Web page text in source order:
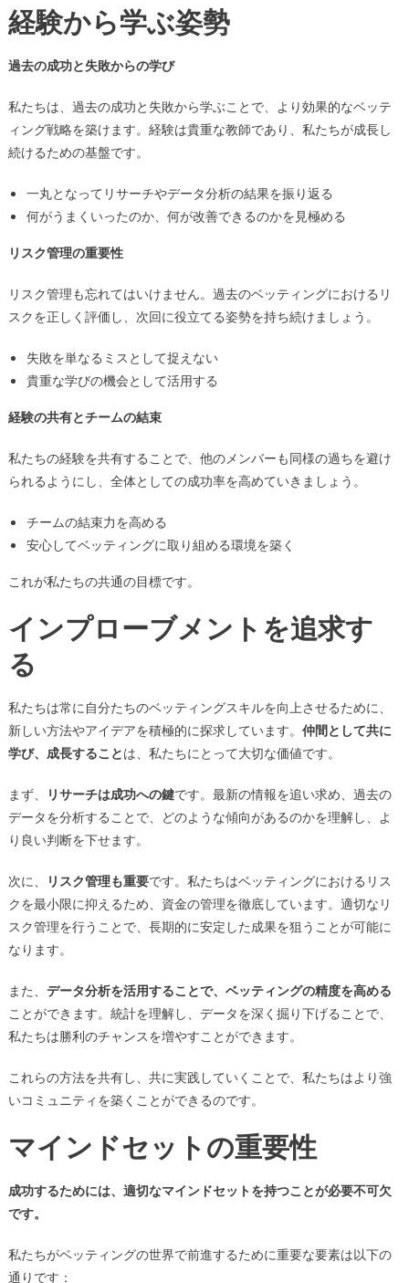
経験から学ぶ姿勢
過去の成功と失敗からの学び
私たちは、過去の成功と失敗から学ぶことで、より効果的なベッテ
ィング戦略を築けます。経験は貴重な教師であり、私たちが成長し
続けるための基盤です。
一丸となってリサーチやデータ分析の結果を振り返る
何がうまくいったのか、何が改善できるのかを見極める
リスク管理の重要性
リスク管理も忘れてはいけません。過去のベッティングにおけるリ
スクを正しく評価し、次回に役立てる姿勢を持ち続けましょう。
失敗を単なるミスとして捉えない
貴重な学びの機会として活用する
経験の共有とチームの結束
私たちの経験を共有することで、他のメンバーも同様の過ちを避け
られるようにし、全体としての成功率を高めていきましょう。
チームの結束力を高める
安心してベッティングに取り組める環境を築く
これが私たちの共通の目標です。
インプローブメントを追求す
る
私たちは常に自分たちのベッティングスキルを向上させるために、
新しい方法やアイデアを積極的に探求しています。 仲間として共に
学び、成長することは、私たちにとって大切な価値です。
まず、 リサーチは成功への鍵です。最新の情報を追い求め、過去の
データを分析することで、どのような傾向があるのかを理解し、よ
り良い判断を下せます。
次に、 リスク管理も重要です。私たちはベッティングにおけるリス
クを最小限に抑えるため、資金の管理を徹底しています。適切なリ
スク管理を行うことで、長期的に安定した成果を狙うことが可能に
なります。
また、 データ分析を活用することで、ベッティングの精度を高める
ことができます。統計を理解し、データを深く掘り下げることで、
私たちは勝利のチャンスを増やすことができます。
これらの方法を共有し、共に実践していくことで、私たちはより強
いコミュニティを築くことができるのです。
マインドセットの重要性
成功するためには、適切なマインドセットを持つことが必要不可欠
です。
私たちがベッティングの世界で前進するために重要な要素は以下の
通りです：